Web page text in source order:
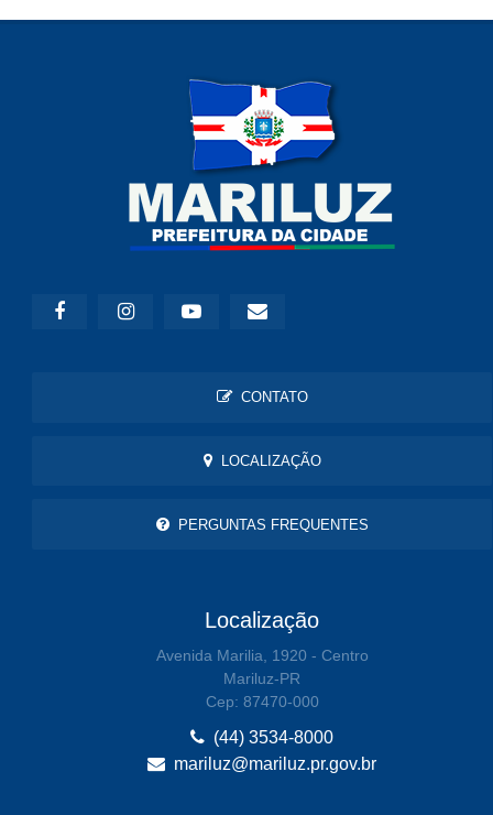
CONTATO
LOCALIZAÇÃO
PERGUNTAS FREQUENTES
Localização
Avenida Marilia, 1920 - Centro
Mariluz-PR
Cep: 87470-000
(44) 3534-8000
mariluz@mariluz.pr.gov.br